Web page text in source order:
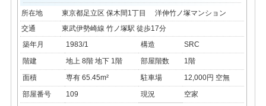
所在地
東京都足立区 保木間1丁目 洋伸竹ノ塚マンション
交通
東武伊勢崎線 竹ノ塚駅 徒歩17分
築年月
1983/1 構造
SRC
階建
地上 8階 地下 1階 部屋階数
1階
面積
専有 65.45m² 駐車場
12,000円 空無
部屋番号
109 現況
空家